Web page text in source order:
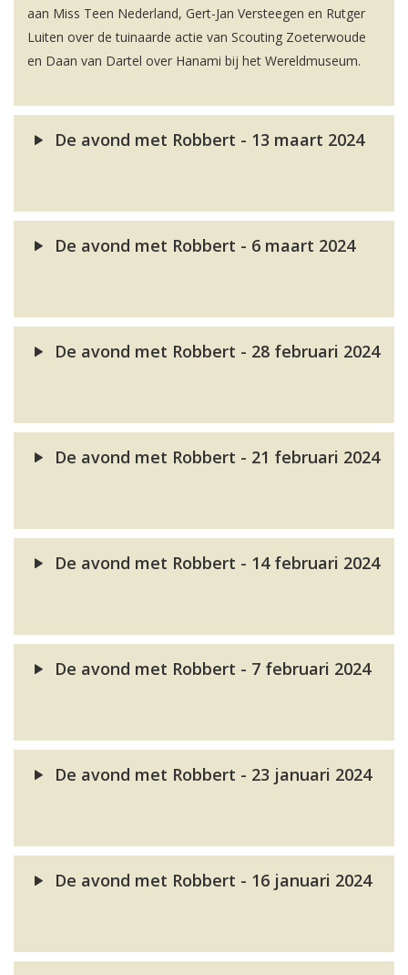
aan Miss Teen Nederland, Gert-Jan Versteegen en Rutger
Luiten over de tuinaarde actie van Scouting Zoeterwoude
en Daan van Dartel over Hanami bij het Wereldmuseum.
De avond met Robbert - 13 maart 2024
De avond met Robbert - 6 maart 2024
De avond met Robbert - 28 februari 2024
De avond met Robbert - 21 februari 2024
De avond met Robbert - 14 februari 2024
De avond met Robbert - 7 februari 2024
De avond met Robbert - 23 januari 2024
De avond met Robbert - 16 januari 2024